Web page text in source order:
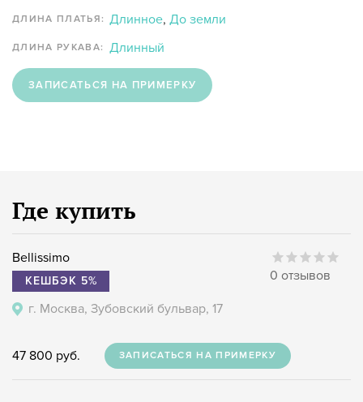
ДЛИНА ПЛАТЬЯ: Длинное, До земли
ДЛИНА РУКАВА: Длинный
ЗАПИСАТЬСЯ НА ПРИМЕРКУ
Где купить
Bellissimo
КЕШБЭК 5% 0 отзывов
г. Москва, Зубовский бульвар, 17
47 800 руб. ЗАПИСАТЬСЯ НА ПРИМЕРКУ